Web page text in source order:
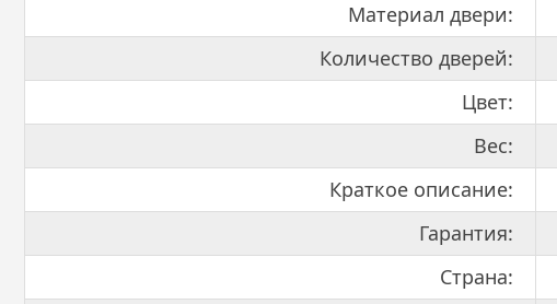
Материал двери:
Количество дверей:
Цвет:
Вес:
Краткое описание:
Гарантия:
Страна: